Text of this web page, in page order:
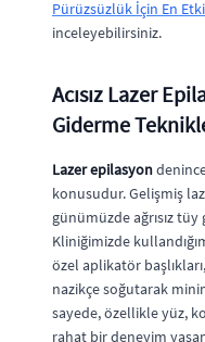
Pürüzsüzlük İçin En
inceleyebilirsiniz.
Acısız Lazer
Giderme
Lazer epilasyon
konusudur. Gelişmiş
günümüzde ağrısız
Kliniğimizde
özel aplikatör
nazikçe soğutarak
sayede, özellikle yüz,
rahat bir deneyim